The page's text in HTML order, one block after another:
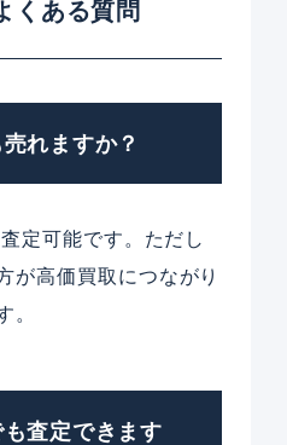
くある質問
れますか？
定可能です。ただし
が高価買取につながり
。
査定できます